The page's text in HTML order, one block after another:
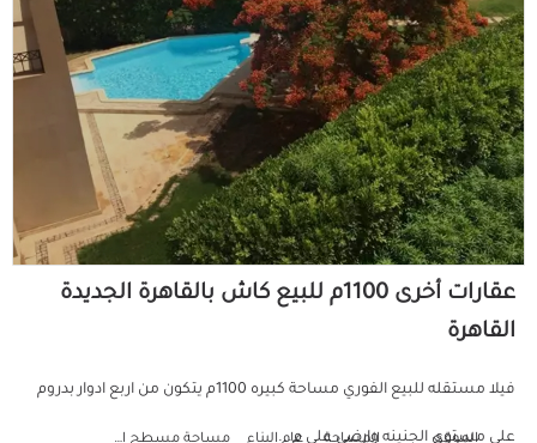
عقارات أخرى 1100م للبيع كاش بالقاهرة الجديدة
القاهرة
فيلا مستقله للبيع الفوري مساحة كبيره 1100م يتكون من اربع ادوار بدروم
علي مستوي الجنينه وارضي علي م...